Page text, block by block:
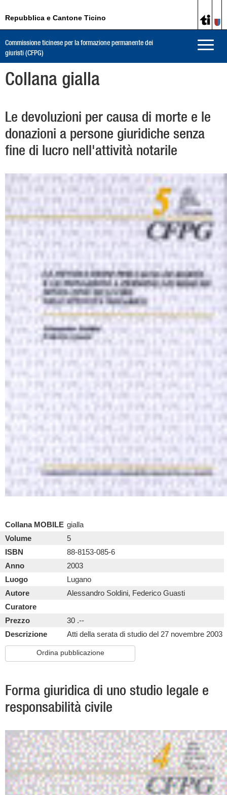
Repubblica e Cantone Ticino
Toggle
Commissione ticinese per la formazione permanente dei
giuristi (CFPG)
Collana gialla
Le devoluzioni per causa di morte e le
donazioni a persone giuridiche senza
fine di lucro nell'attività notarile
Collana MOBILE gialla
Volume
5
ISBN
88-8153-085-6
Anno
2003
Luogo
Lugano
Autore
Alessandro Soldini, Federico Guasti
Curatore
Prezzo
30 .--
Descrizione
Atti della serata di studio del 27 novembre 2003
Ordina pubblicazione
Forma giuridica di uno studio legale e
responsabilità civile